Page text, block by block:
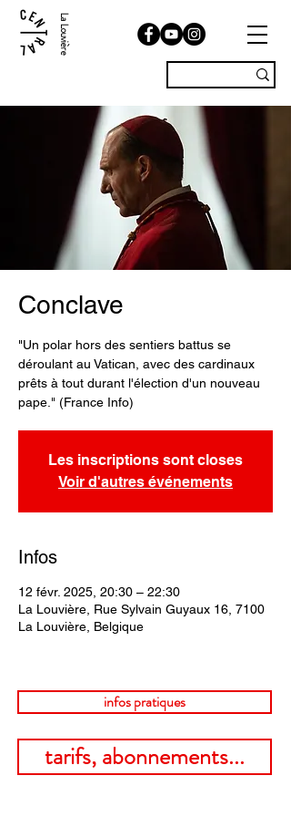
La Louvière
Conclave
"Un polar hors des sentiers battus se
déroulant au Vatican, avec des cardinaux
prêts à tout durant l'élection d'un nouveau
pape." (France Info)
Les inscriptions sont closes
Voir d'autres événements
Infos
12 févr. 2025, 20:30 – 22:30
La Louvière, Rue Sylvain Guyaux 16, 7100
La Louvière, Belgique
infos pratiques
tarifs, abonnements...